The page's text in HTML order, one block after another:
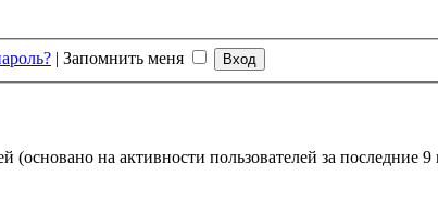
| Запомнить меня
(основано на активности пользователей за последние